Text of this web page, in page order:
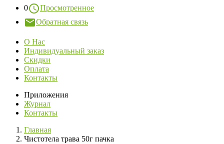
0
Просмотренное
Обратная связь
О Нас
Индивидуальный заказ
Скидки
Оплата
Контакты
Приложения
Журнал
Контакты
Главная
Чистотела трава 50г пачка